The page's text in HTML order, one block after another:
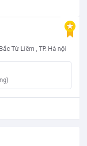
Từ Liêm , TP. Hà nội